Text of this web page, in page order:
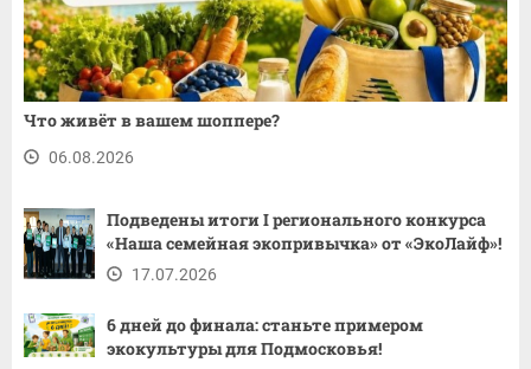
Что живёт в вашем шоппере?
06.08.2026
Подведены итоги I регионального конкурса
«Наша семейная экопривычка» от «ЭкоЛайф»!
17.07.2026
6 дней до финала: станьте примером
экокультуры для Подмосковья!